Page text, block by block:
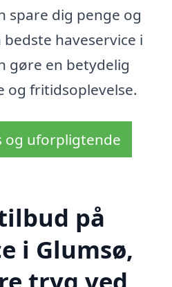
spare dig penge og
haveservice i
gøre en betydelig
og fritidsoplevelse.
og uforpligtende
på
i Glumsø,